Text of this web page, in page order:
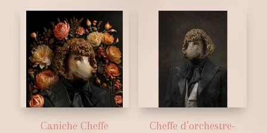
Caniche Cheffe
Cheffe d’orchestre-